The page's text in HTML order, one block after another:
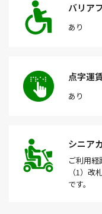
バリア
あり
点字運
あり
シニア
ご利用経
（1）
です。